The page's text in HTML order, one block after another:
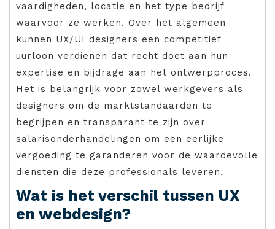
vaardigheden, locatie en het type bedrijf
waarvoor ze werken. Over het algemeen
kunnen UX/UI designers een competitief
uurloon verdienen dat recht doet aan hun
expertise en bijdrage aan het ontwerpproces.
Het is belangrijk voor zowel werkgevers als
designers om de marktstandaarden te
begrijpen en transparant te zijn over
salarisonderhandelingen om een eerlijke
vergoeding te garanderen voor de waardevolle
diensten die deze professionals leveren.
Wat is het verschil tussen UX
en webdesign?